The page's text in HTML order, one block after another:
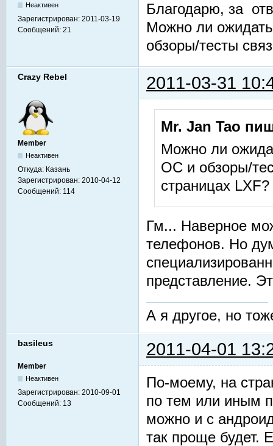
Неактивен
Зарегистрирован: 2011-03-19
Сообщений: 21
Благодарю, за
Можно ли
обзоры/тесты
Crazy Rebel 2011-03-31
Member
Неактивен
Откуда: Казань
Зарегистрирован: 2010-04-12
Сообщений: 114
Mr. Jan Tao
Можно ли
ОС и обзоры/
страницах LXF?
Гм... Наверное
телефонов. Но
представление.
А я другое, но
basileus 2011-04-01
Member
Неактивен
Зарегистрирован: 2010-09-01
Сообщений: 13
По-моему, на
по тем или иным
можно и с
так проще будет.